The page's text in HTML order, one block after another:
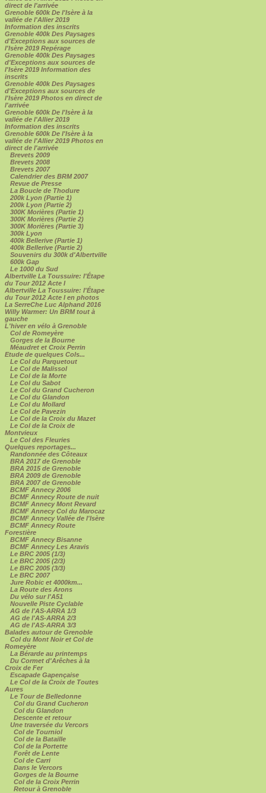
direct de l'arrivée
Grenoble 600k De l'Isère à la
vallée de l'Allier 2019
Information des inscrits
Grenoble 400k Des Paysages
d'Exceptions aux sources de
l'Isère 2019 Repérage
Grenoble 400k Des Paysages
d'Exceptions aux sources de
l'Isère 2019 Information des
inscrits
Grenoble 400k Des Paysages
d'Exceptions aux sources de
l'Isère 2019 Photos en direct de
l'arrivée
Grenoble 600k De l'Isère à la
vallée de l'Allier 2019
Information des inscrits
Grenoble 600k De l'Isère à la
vallée de l'Allier 2019 Photos en
direct de l'arrivée
Brevets 2009
Brevets 2008
Brevets 2007
Calendrier des BRM 2007
Revue de Presse
La Boucle de Thodure
200k Lyon (Partie 1)
200k Lyon (Partie 2)
300K Morières (Partie 1)
300K Morières (Partie 2)
300K Morières (Partie 3)
300k Lyon
400k Bellerive (Partie 1)
400k Bellerive (Partie 2)
Souvenirs du 300k d'Albertville
600k Gap
Le 1000 du Sud
Albertville La Toussuire: l'Étape
du Tour 2012 Acte I
Albertville La Toussuire: l'Étape
du Tour 2012 Acte I en photos
La SerreChe Luc Alphand 2016
Willy Warmer: Un BRM tout à
gauche
L'hiver en vélo à Grenoble
Col de Romeyère
Gorges de la Bourne
Méaudret et Croix Perrin
Etude de quelques Cols...
Le Col du Parquetout
Le Col de Malissol
Le Col de la Morte
Le Col du Sabot
Le Col du Grand Cucheron
Le Col du Glandon
Le Col du Mollard
Le Col de Pavezin
Le Col de la Croix du Mazet
Le Col de la Croix de
Montvieux
Le Col des Fleuries
Quelques reportages...
Randonnée des Côteaux
BRA 2017 de Grenoble
BRA 2015 de Grenoble
BRA 2009 de Grenoble
BRA 2007 de Grenoble
BCMF Annecy 2006
BCMF Annecy Route de nuit
BCMF Annecy Mont Revard
BCMF Annecy Col du Marocaz
BCMF Annecy Vallée de l'Isère
BCMF Annecy Route
Forestière
BCMF Annecy Bisanne
BCMF Annecy Les Aravis
Le BRC 2005 (1/3)
Le BRC 2005 (2/3)
Le BRC 2005 (3/3)
Le BRC 2007
Jure Robic et 4000km...
La Route des Arons
Du vélo sur l'A51
Nouvelle Piste Cyclable
AG de l'AS-ARRA 1/3
AG de l'AS-ARRA 2/3
AG de l'AS-ARRA 3/3
Balades autour de Grenoble
Col du Mont Noir et Col de
Romeyère
La Bérarde au printemps
Du Cormet d'Arêches à la
Croix de Fer
Escapade Gapençaise
Le Col de la Croix de Toutes
Aures
Le Tour de Belledonne
Col du Grand Cucheron
Col du Glandon
Descente et retour
Une traversée du Vercors
Col de Tourniol
Col de la Bataille
Col de la Portette
Forêt de Lente
Col de Carri
Dans le Vercors
Gorges de la Bourne
Col de la Croix Perrin
Retour à Grenoble